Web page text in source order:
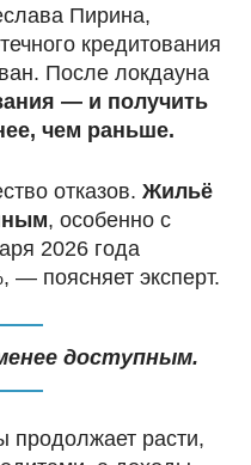
Пирина,
кредитования
После локдауна
— и получить
чем раньше.
отказов. Жильё
, особенно с
2026 года
— поясняет эксперт.
доступным.
продолжает расти,